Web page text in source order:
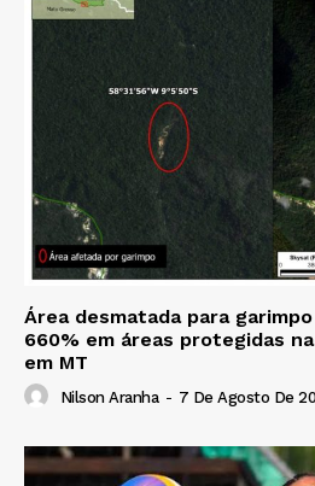
Área desmatada para
660% em áreas protegidas
em MT
Nilson Aranha - 7 De Agosto De